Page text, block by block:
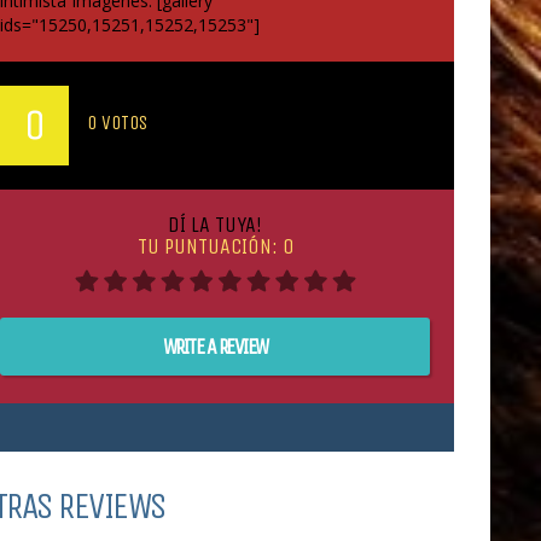
ids="15250,15251,15252,15253"]
0 0 VOTOS
DÍ LA TUYA!
TU PUNTUACIÓN: 0
WRITE A REVIEW
REVIEWS